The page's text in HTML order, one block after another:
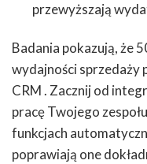
przewyższają
Badania pokazują, że
wydajności sprzedaży
CRM . Zacznij od
pracę Twojego
funkcjach
poprawiają one